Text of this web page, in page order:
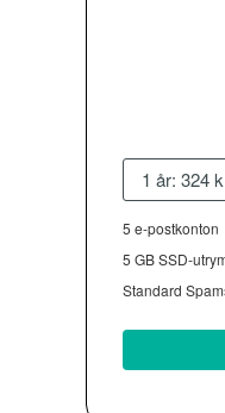
1 år: 324
5 e-postkonton
5 GB SSD-
Standard